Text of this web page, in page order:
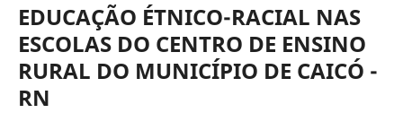
EDUCAÇÃO ÉTNICO-RACIAL NAS
ESCOLAS DO CENTRO DE ENSINO
RURAL DO MUNICÍPIO DE CAICÓ -
RN